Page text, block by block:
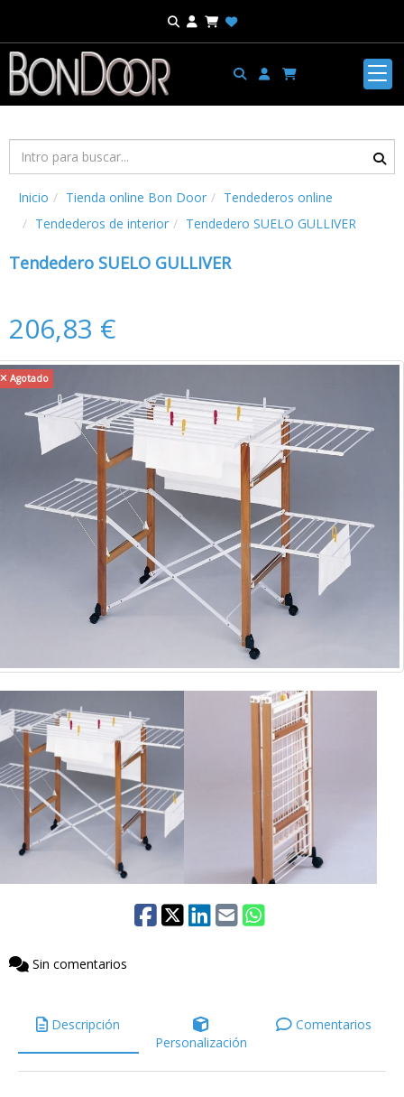
Inicio Tienda online Bon Door
Tendederos online
Tendederos de interior
Tendedero SUELO GULLIVER
Tendedero SUELO GULLIVER
206,83 €
Agotado
Sin comentarios
Descripción
Personalización
Comentarios